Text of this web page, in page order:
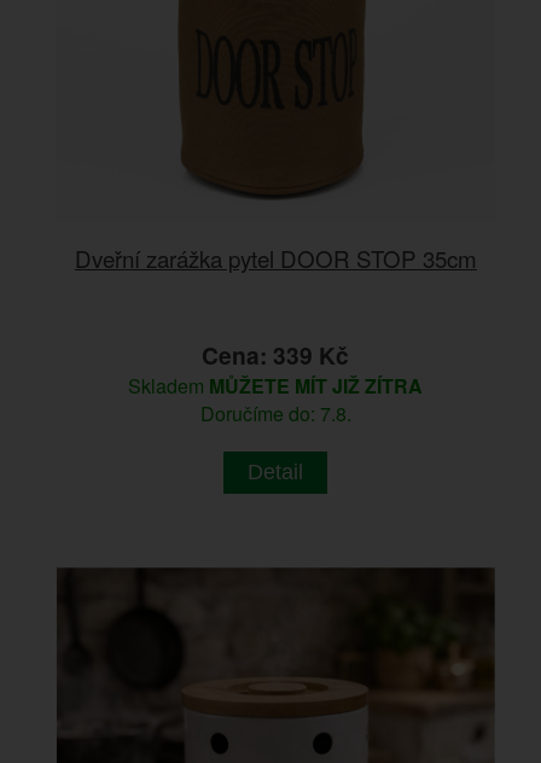
Dveřní zarážka pytel DOOR STOP 35cm
Cena: 339 Kč
Skladem MŮŽETE MÍT JIŽ ZÍTRA
Doručíme do: 7.8.
Detail